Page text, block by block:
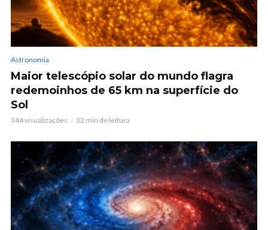
Astronomia
Maior telescópio solar do mundo flagra
redemoinhos de 65 km na superfície do
Sol
344 visualizações 32 min de leitura